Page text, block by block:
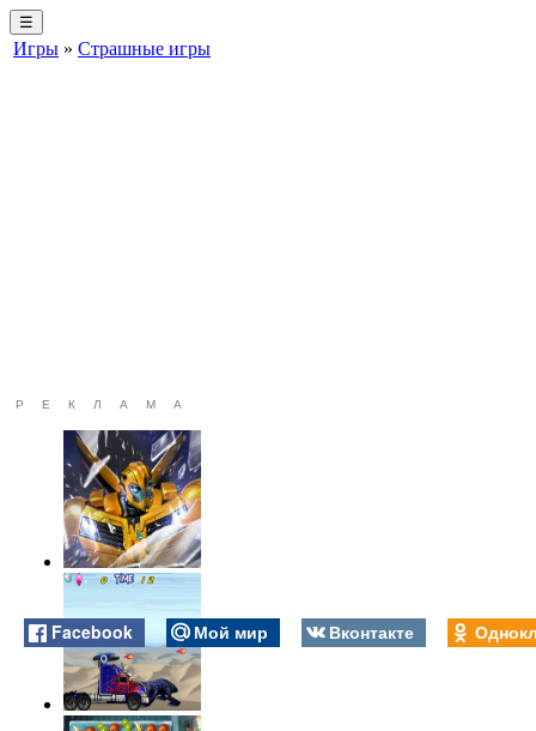
☰
Игры » Страшные игры
РЕКЛАМА
Facebook Мой мир Вконтакте